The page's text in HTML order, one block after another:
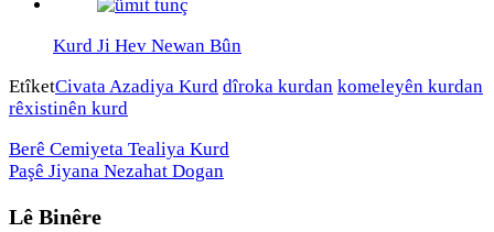
Kurd Ji Hev Newan Bûn
EtîketCivata Azadiya Kurd dîroka kurdan komeleyên kurdan
rêxistinên kurd
Berê Cemiyeta Tealiya Kurd
Paşê Jiyana Nezahat Dogan
Lê Binêre